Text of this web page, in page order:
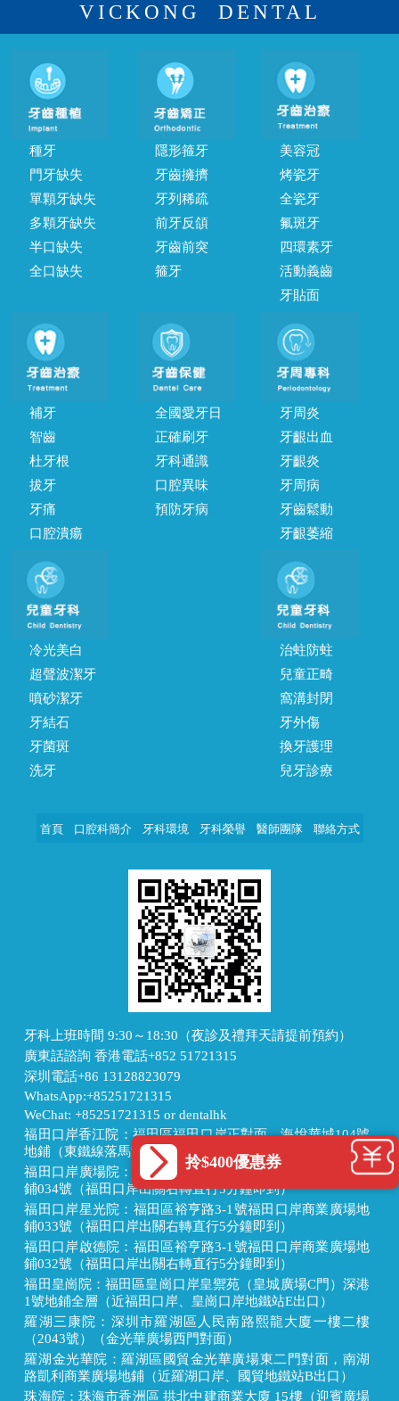
VICKONG DENTAL
種牙
門牙缺失
單顆牙缺失
多顆牙缺失
半口缺失
全口缺失
隱形箍牙
牙齒擁擠
牙列稀疏
前牙反頜
牙齒前突
箍牙
美容冠
烤瓷牙
全瓷牙
氟斑牙
四環素牙
活動義齒
牙貼面
補牙
智齒
杜牙根
拔牙
牙痛
口腔潰瘍
全國愛牙日
正確刷牙
牙科通識
口腔異味
預防牙病
牙周炎
牙齦出血
牙齦炎
牙周病
牙齒鬆動
牙齦萎縮
冷光美白
超聲波潔牙
噴砂潔牙
牙結石
牙菌斑
洗牙
治蛀防蛀
兒童正畸
窩溝封閉
牙外傷
換牙護理
兒牙診療
首頁 口腔科簡介 牙科環境 牙科榮譽 醫師團隊 聯絡方式
牙科上班時間 9:30～18:30（夜診及禮拜天請提前預約）
廣東話諮詢 香港電話+852 51721315
深圳電話+86 13128823079
WhatsApp:+85251721315
WeChat: +85251721315 or dentalhk
福田口岸香江院：福田區福田口岸正對面，海悅華城104號
地鋪（東鐵線落馬洲站出關對面即到）
福田口岸廣場院：福田區裕亨路3-1號福田口岸商業廣場地
鋪034號（福田口岸出關右轉直行5分鐘即到）
福田口岸星光院：福田區裕亨路3-1號福田口岸商業廣場地
鋪033號（福田口岸出關右轉直行5分鐘即到）
福田口岸啟德院：福田區裕亨路3-1號福田口岸商業廣場地
鋪032號（福田口岸出關右轉直行5分鐘即到）
福田皇崗院：福田區皇崗口岸皇禦苑（皇城廣場C門）深港
1號地鋪全層（近福田口岸、皇崗口岸地鐵站E出口）
羅湖三康院：深圳市羅湖區人民南路熙龍大廈一樓二樓
（2043號）（金光華廣場西門對面）
羅湖金光華院：羅湖區國貿金光華廣場東二門對面，南湖
路凱利商業廣場地鋪（近羅湖口岸、國貿地鐵站B出口）
珠海院：珠海市香洲區 拱北中建商業大廈 15樓（迎賓廣場
拎$400優惠券